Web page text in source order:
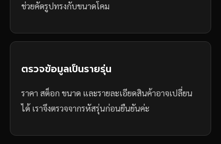
ช่วยคัดรูปทรงกับขนาดโคม
ตรวจข้อมูลเป็นรายรุ่น
ราคา สต็อก ขนาด และรายละเอียดสินค้าอาจเปลี่ยน
ได้ เราจึงตรวจจากรหัสรุ่นก่อนยืนยันค่ะ